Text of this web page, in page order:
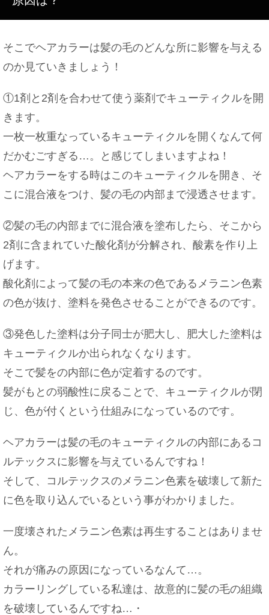
そこでヘアカラーは髪の毛のどんな所に影響を与える
のか見ていきましょう！
①1剤と2剤を合わせて使う薬剤でキューティクルを開
きます。
一枚一枚重なっているキューティクルを開くなんて何
だかむごすぎる…。と感じてしまいますよね！
ヘアカラーをする時はこのキューティクルを開き、そ
こに混合液をつけ、髪の毛の内部まで浸透させます。
②髪の毛の内部までに混合液を塗布したら、そこから
2剤に含まれていた酸化剤が分解され、酸素を作り上
げます。
酸化剤によって髪の毛の本来の色であるメラニン色素
の色が抜け、塗料を発色させることができるのです。
③発色した塗料は分子同士が肥大し、肥大した塗料は
キューティクルか出られなくなります。
そこで髪をの内部に色が定着するのです。
髪がもとの弱酸性に戻ることで、キューティクルが閉
じ、色が付くという仕組みになっているのです。
ヘアカラーは髪の毛のキューティクルの内部にあるコ
ルテックスに影響を与えているんですね！
そして、コルテックスのメラニン色素を破壊して新た
に色を取り込んでいるという事がわかりました。
一度壊されたメラニン色素は再生することはありませ
ん。
それが痛みの原因になっているなんて…。
カラーリングしている私達は、故意的に髪の毛の組織
を破壊しているんですね…・